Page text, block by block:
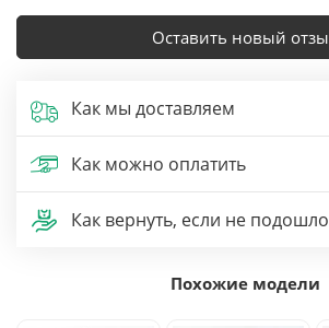
Оставить новый
Как мы доставляем
Как можно оплатить
Как вернуть, если не подошло
Похожие модели